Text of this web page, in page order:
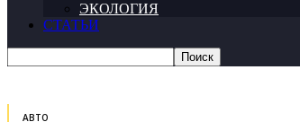
ЭКОЛОГИЯ
СТАТЬИ
АВТО